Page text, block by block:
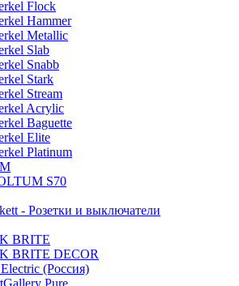
Flock
Hammer
Metallic
Slab
Snabb
Stark
Stream
Acrylic
Baguette
Elite
Platinum
S70
- Розетки и выключатели
BRITE
BRITE DECOR
(Россия)
Pure